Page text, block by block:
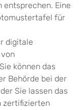
Eine
für
digitale
können das
Behörde bei der
Sie lassen das
zertifizierten